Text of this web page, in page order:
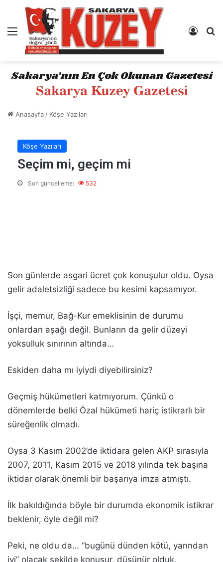
Menü Kayıt
Anasayfa/ Köşe Yazıları
Köşe Yazıları
Seçim mi, geçim mi
Son güncelleme: 532
Son günlerde asgari ücret çok konuşulur oldu. Oysa
gelir adaletsizliği sadece bu kesimi kapsamıyor.
İşçi, memur, Bağ-Kur emeklisinin de durumu
onlardan aşağı değil. Bunların da gelir düzeyi
yoksulluk sınırının altında…
Eskiden daha mı iyiydi diyebilirsiniz?
Geçmiş hükümetleri katmıyorum. Çünkü o
dönemlerde belki Özal hükümeti hariç istikrarlı bir
süreğenlik olmadı.
Oysa 3 Kasım 2002’de iktidara gelen AKP sırasıyla
2007, 2011, Kasım 2015 ve 2018 yılında tek başına
iktidar olarak önemli bir başarıya imza atmıştı.
İlk bakıldığında böyle bir durumda ekonomik istikrar
beklenir, öyle değil mi?
Peki, ne oldu da… “bugünü dünden kötü, yarından
iyi” olacak şekilde konuşur, düşünür olduk.